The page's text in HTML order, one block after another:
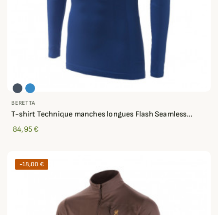
BERETTA
T-shirt Technique manches longues Flash Seamless...
84,95 €
-18,00 €